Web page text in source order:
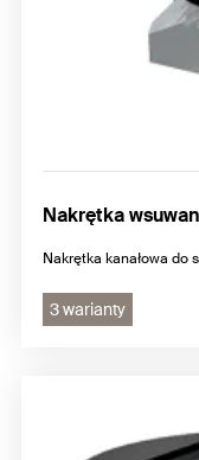
Nakrętka
Nakrętka kanałowa do
3 warianty